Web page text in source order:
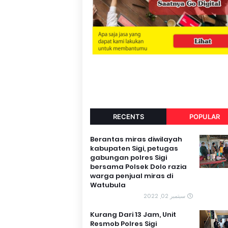
POPULAR
RECENTS
Berantas miras diwilayah
kabupaten Sigi, petugas
gabungan polres Sigi
bersama Polsek Dolo razia
warga penjual miras di
Watubula
سبتمبر 02, 2022
Kurang Dari 13 Jam, Unit
Resmob Polres Sigi